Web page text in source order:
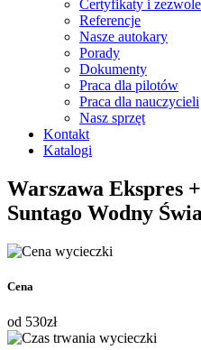
Certyfikaty i
Referencje
Nasze autokary
Porady
Dokumenty
Praca dla pilotów
Praca dla nauczycieli
Nasz sprzęt
Kontakt
Katalogi
Warszawa Ekspres
Suntago Wodny
Cena
od 530zł